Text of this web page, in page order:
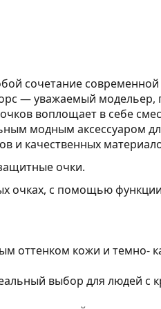
сочетание
— уважаемый модельер,
воплощает в себе
модным аксессуаром
и качественных
очки.
очках, с помощью
оттенком кожи и темно-
выбор для людей с